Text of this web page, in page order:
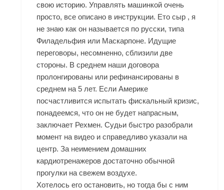
свою историю. Управлять машинкой очень
просто, все описано в инструкции. Ето сыр , я
не знаю как он называется по русски, типа
Филадельфия или Маскарпоне. Идущие
переговоры, несомненно, сблизили две
стороны. В среднем наши договора
пролонгированы или рефинансированы в
среднем на 5 лет. Если Америке
посчастливится испытать фискальный кризис,
понадеемся, что он не будет напрасным,
заключает Рехмен. Судьи быстро разобрали
момент на видео и справедливо указали на
центр. За неимением домашних
кардиотренажеров достаточно обычной
прогулки на свежем воздухе.
Хотелось его остановить, но тогда бы с ним